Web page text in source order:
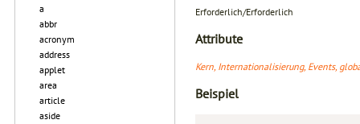
a
abbr
acronym
address
applet
area
article
aside
Erforderlich/Erforderlich
Attribute
Kern, Internationalisierung, Events,
Beispiel